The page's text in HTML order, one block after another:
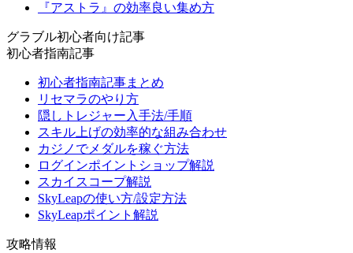
『アストラ』の効率良い集め方
グラブル初心者向け記事
初心者指南記事
初心者指南記事まとめ
リセマラのやり方
隠しトレジャー入手法/手順
スキル上げの効率的な組み合わせ
カジノでメダルを稼ぐ方法
ログインポイントショップ解説
スカイスコープ解説
SkyLeapの使い方/設定方法
SkyLeapポイント解説
攻略情報